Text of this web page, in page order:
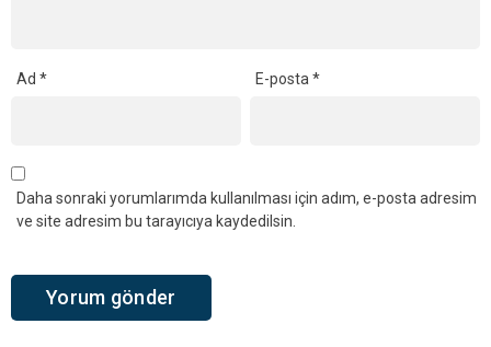
Ad * E-posta*
Daha sonraki yorumlarımda kullanılması için adım, e-posta adresim
ve site adresim bu tarayıcıya kaydedilsin.